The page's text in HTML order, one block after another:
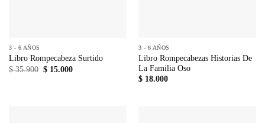
3 - 6 AÑOS
Libro Rompecabeza Surtido
$35.900 El
$15.000El
3 - 6 AÑOS
Libro Rompecabezas Historias De
La Familia Oso
$18.000